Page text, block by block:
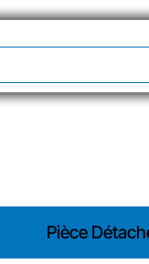
Pièce